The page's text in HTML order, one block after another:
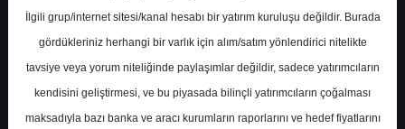
En Yüksek Tahmin
Ortalama Fiyat Tahmini
İlgili grup/internet sitesi/kanal hesabı bir yatırım kuruluşu değildir. Burada
gördükleriniz herhangi bir varlık için alım/satım yönlendirici nitelikte
tavsiye veya yorum niteliğinde paylaşımlar değildir, sadece yatırımcıların
kendisini geliştirmesi, ve bu piyasada bilinçli yatırımcıların çoğalması
maksadıyla bazı banka ve aracı kurumların raporlarını ve hedef fiyatlarını